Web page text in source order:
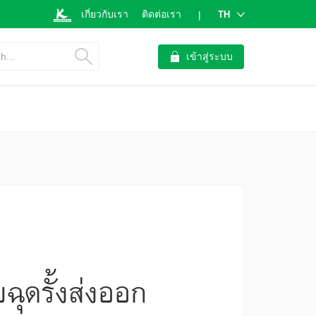
เกี่ยวกับเรา ติดต่อเรา | TH
เข้าสู่ระบบ
ดรั้งส่งออก